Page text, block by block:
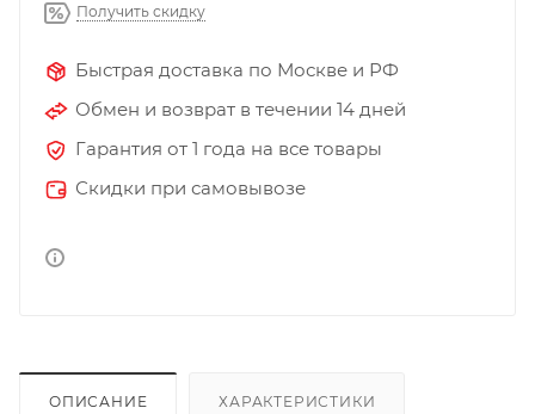
Получить скидку
Быстрая доставка по Москве и РФ
Обмен и возврат в течении 14 дней
Гарантия от 1 года на все товары
Скидки при самовывозе
ОПИСАНИЕ ХАРАКТЕРИСТИКИ